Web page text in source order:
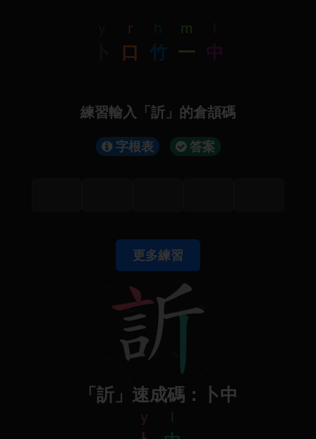
r
口
h
竹
m
一
l
中
練習輸入「訢」的倉頡碼
字根表 答案
更多練習
「訢」速成碼：卜中
y l